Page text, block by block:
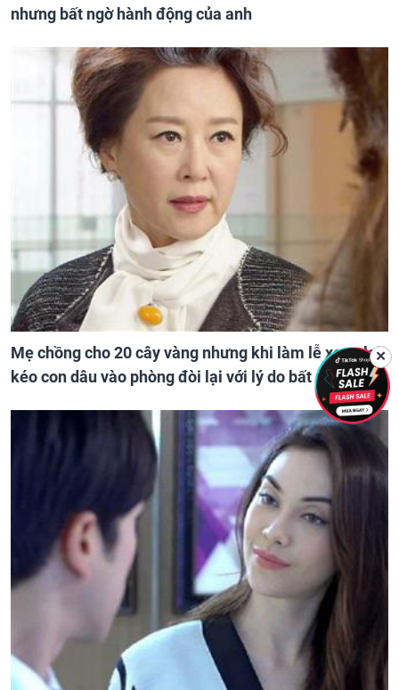
nhưng bất ngờ hành động của anh
Mẹ chồng cho 20 cây vàng nhưng khi làm lễ xong lại
kéo con dâu vào phòng đòi lại với lý do bất ngờ
✕